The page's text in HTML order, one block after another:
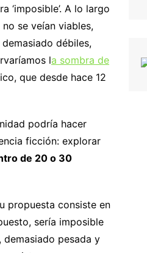
‘imposible’. A lo largo
se veían viables,
débiles,
la sombra de
que desde hace 12
podría hacer
ficción: explorar
de 20 o 30
propuesta consiste en
sería imposible
pesada y